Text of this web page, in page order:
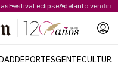
Festival eclipseAdelanto
DEPORTESGENTECULTURA